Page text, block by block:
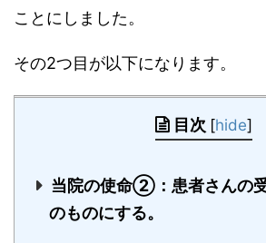
ことにしました。
その2つ目が以下になります。
目次 [hide]
当院の使命②：患者さんの
のものにする。